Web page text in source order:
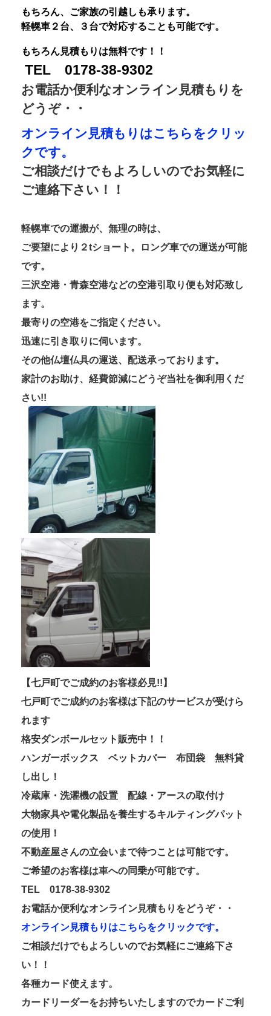
もちろん、ご家族の引越しも承ります。
軽幌車２台、３台で対応することも可能です。
もちろん見積もりは無料です！！
TEL 0178-38-9302
お電話か便利なオンライン見積もりを
どうぞ・・
オンライン見積もりはこちらをクリッ
クです。
ご相談だけでもよろしいのでお気軽に
ご連絡下さい！！
軽幌車での運搬が、無理の時は、
ご要望により２tショート。ロング車での運送が可能
です。
三沢空港・青森空港などの空港引取り便も対応致し
ます。
最寄りの空港をご指定ください。
迅速に引き取りに伺います。
その他仏壇仏具の運送、配送承っております。
家計のお助け、経費節減にどうぞ当社を御利用くだ
さい!!
【七戸町でご成約のお客様必見!!】
七戸町でご成約のお客様は下記のサービスが受けら
れます
格安ダンボールセット販売中！！
ハンガーボックス ベットカバー 布団袋 無料貸
し出し！
冷蔵庫・洗濯機の設置 配線・アースの取付け
大物家具や電化製品を養生するキルティングパット
の使用！
不動産屋さんの立会いまで待つことは可能です。
ご希望のお客様は車への同乗が可能です。
TEL 0178-38-9302
お電話か便利なオンライン見積もりをどうぞ・・
オンライン見積もりはこちらをクリックです。
ご相談だけでもよろしいのでお気軽にご連絡下さ
い！！
各種カード使えます。
カードリーダーをお持ちいたしますのでカードご利